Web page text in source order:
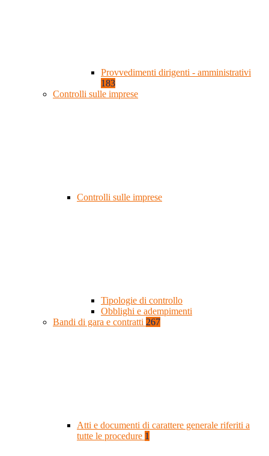
Provvedimenti dirigenti - amministrativi
183
Controlli sulle imprese
Controlli sulle imprese
Tipologie di controllo
Obblighi e adempimenti
Bandi di gara e contratti 267
Atti e documenti di carattere generale riferiti a
tutte le procedure 1